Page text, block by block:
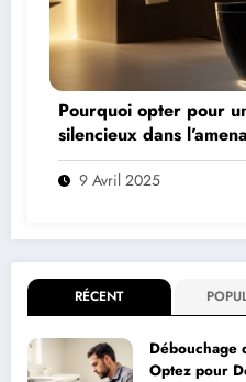
Pourquoi opter pour
silencieux dans
de bain PMR ?
9 Avril 2025
RÉCENT
Débouchage
Optez pour